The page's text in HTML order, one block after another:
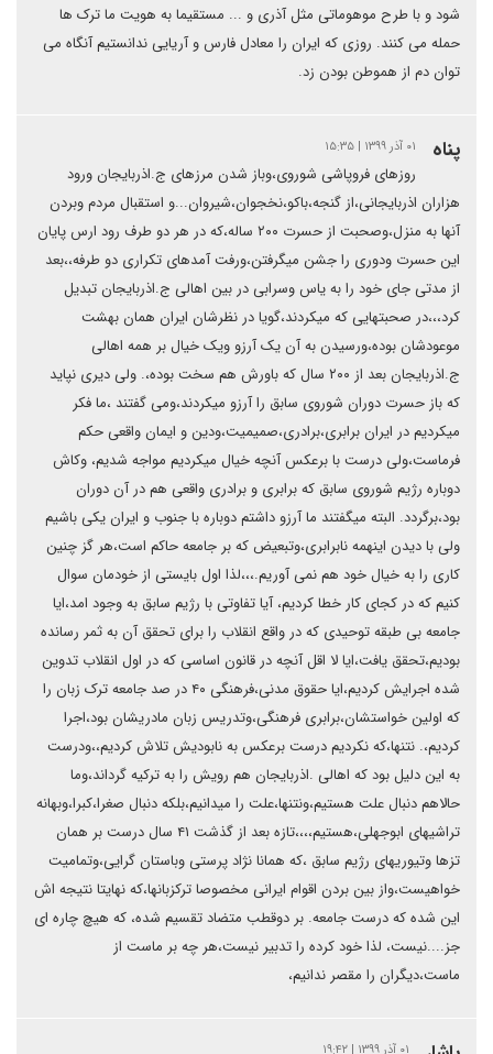
شود و با طرح موهوماتی مثل آذری و ... مستقیما به هویت ما ترک ها
حمله می کنند. روزی که ایران را معادل فارس و آریایی ندانستیم آنگاه می
توان دم از هموطن بودن زد.
پناه ۰۱ آذر ۱۳۹۹ | ۱۵:۳۵
روزهای فروپاشی شوروی،وباز شدن مرزهای ج.اذربایجان ورود
هزاران اذربایجانی،از گنجه،باکو،نخجوان،شیروان...و استقبال مردم وبردن
آنها به منزل،وصحبت از حسرت ۲۰۰ ساله،که در هر دو طرف رود ارس پایان
این حسرت ودوری را جشن میگرفتن،ورفت آمدهای تکراری دو طرفه،،بعد
از مدتی جای خود را به یاس وسرابی در بین اهالی ج.اذربایجان تبدیل
کرد،،،در صحبتهایی که میکردند،گویا در نظرشان ایران همان بهشت
موعودشان بوده،ورسیدن به آن یک آرزو ویک خیال بر همه اهالی
ج.اذربایجان بعد از ۲۰۰ سال که باورش هم سخت بوده،. ولی دیری نپاید
که باز حسرت دوران شوروی سابق را آرزو میکردند،ومی گفتند ،ما فکر
میکردیم در ایران برابری،برادری،صمیمیت،ودین و ایمان واقعی حکم
فرماست،ولی درست با برعکس آنچه خیال میکردیم مواجه شدیم، وکاش
دوباره رژیم شوروی سابق که برابری و برادری واقعی هم در آن دوران
بود،برگردد. البته میگفتند ما آرزو داشتم دوباره با جنوب و ایران یکی باشیم
ولی با دیدن اینهمه نابرابری،وتبعیض که بر جامعه حاکم است،هر گز چنین
کاری را به خیال خود هم نمی آوریم.،،،لذا اول بایستی از خودمان سوال
کنیم که در کجای کار خطا کردیم، آیا تفاوتی با رژیم سابق به وجود امد،ایا
جامعه بی طبقه توحیدی که در واقع انقلاب را برای تحقق آن به ثمر رسانده
بودیم،تحقق یافت،ایا لا اقل آنچه در قانون اساسی که در اول انقلاب تدوین
شده اجرایش کردیم،ایا حقوق مدنی،فرهنگی ۴۰ در صد جامعه ترک زبان را
که اولین خواستشان،برابری فرهنگی،وتدریس زبان مادریشان بود،اجرا
کردیم،. نتنها،که نکردیم درست برعکس به نابودیش تلاش کردیم،،ودرست
به این دلیل بود که اهالی .اذربایجان هم رویش را به ترکیه گرداند،وما
حالاهم دنبال علت هستیم،ونتنها،علت را میدانیم،بلکه دنبال صغرا،کبرا،وبهانه
تراشیهای ابوجهلی،هستیم،،،،تازه بعد از گذشت ۴۱ سال درست بر همان
تزها وتیوریهای رژیم سابق ،که همانا نژاد پرستی وباستان گرایی،وتمامیت
خواهیست،واز بین بردن اقوام ایرانی مخصوصا ترکزبانها،که نهایتا نتیجه اش
این شده که درست جامعه. بر دوقطب متضاد تقسیم شده، که هیچ چاره ای
جز....نیست، لذا خود کرده را تدبیر نیست،هر چه بر ماست از
ماست،دیگران را مقصر ندانیم،
۰۱ آذر ۱۳۹۹ | ۱۹:۴۲